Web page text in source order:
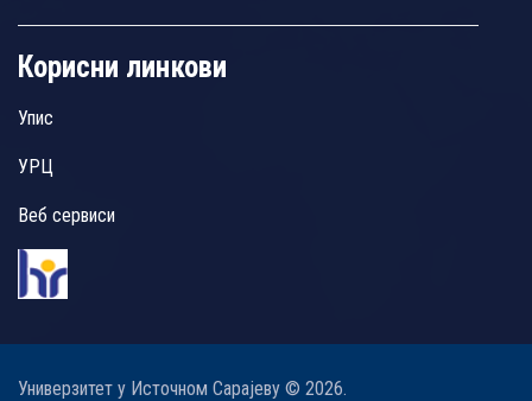
Корисни линкови
Упис
УРЦ
Веб сервиси
Универзитет у Источном Сарајеву © 2026.